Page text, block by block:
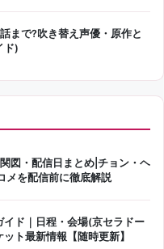
まで?吹き替え声優・原作と
ド)
図・配信日まとめ|チョン・ヘ
メを配信前に徹底解説
ド｜日程・会場(京セラドー
ト最新情報【随時更新】